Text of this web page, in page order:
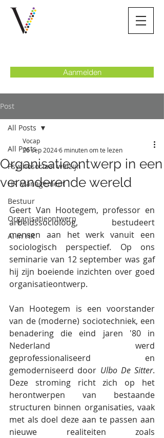
Aanmelden
Post
All Posts
Psychosociaal welzijn
HR Management
Bestuur
Organisatieontwerp
AI in HR
All Posts
Organisatieontwerp in een
veranderende wereld
Vocap
26 sep 20246 minuten om te lezen
Geert Van Hootegem, professor en
arbeidssocioloog, bestudeert
mensen aan het werk vanuit een
sociologisch perspectief. Op ons
seminarie van 12 september was gaf
hij zijn boeiende inzichten over goed
organisatieontwerp.
Van Hootegem is een voorstander
van de (moderne) sociotechniek, een
benadering die eind jaren '80 in
Nederland werd
geprofessionaliseerd en
gemoderniseerd door Ulbo De Sitter.
Deze stroming richt zich op het
herontwerpen van bestaande
structuren binnen organisaties, vaak
met als doel deze aan te passen aan
nieuwe realiteiten zoals